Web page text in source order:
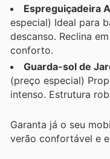
Espreguiçadeira
especial) Ideal para
descanso. Reclina
conforto.
Guarda-sol de
(preço especial)
intenso. Estrutura
Garanta já o seu
verão confortável e